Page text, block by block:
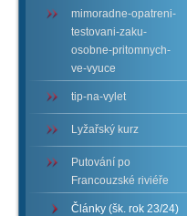
mimoradne-opatreni-
testovani-zaku-
osobne-pritomnych-
ve-vyuce
tip-na-vylet
Lyžařský kurz
Putování po
Francouzské riviéře
Články (šk. rok 23/24)